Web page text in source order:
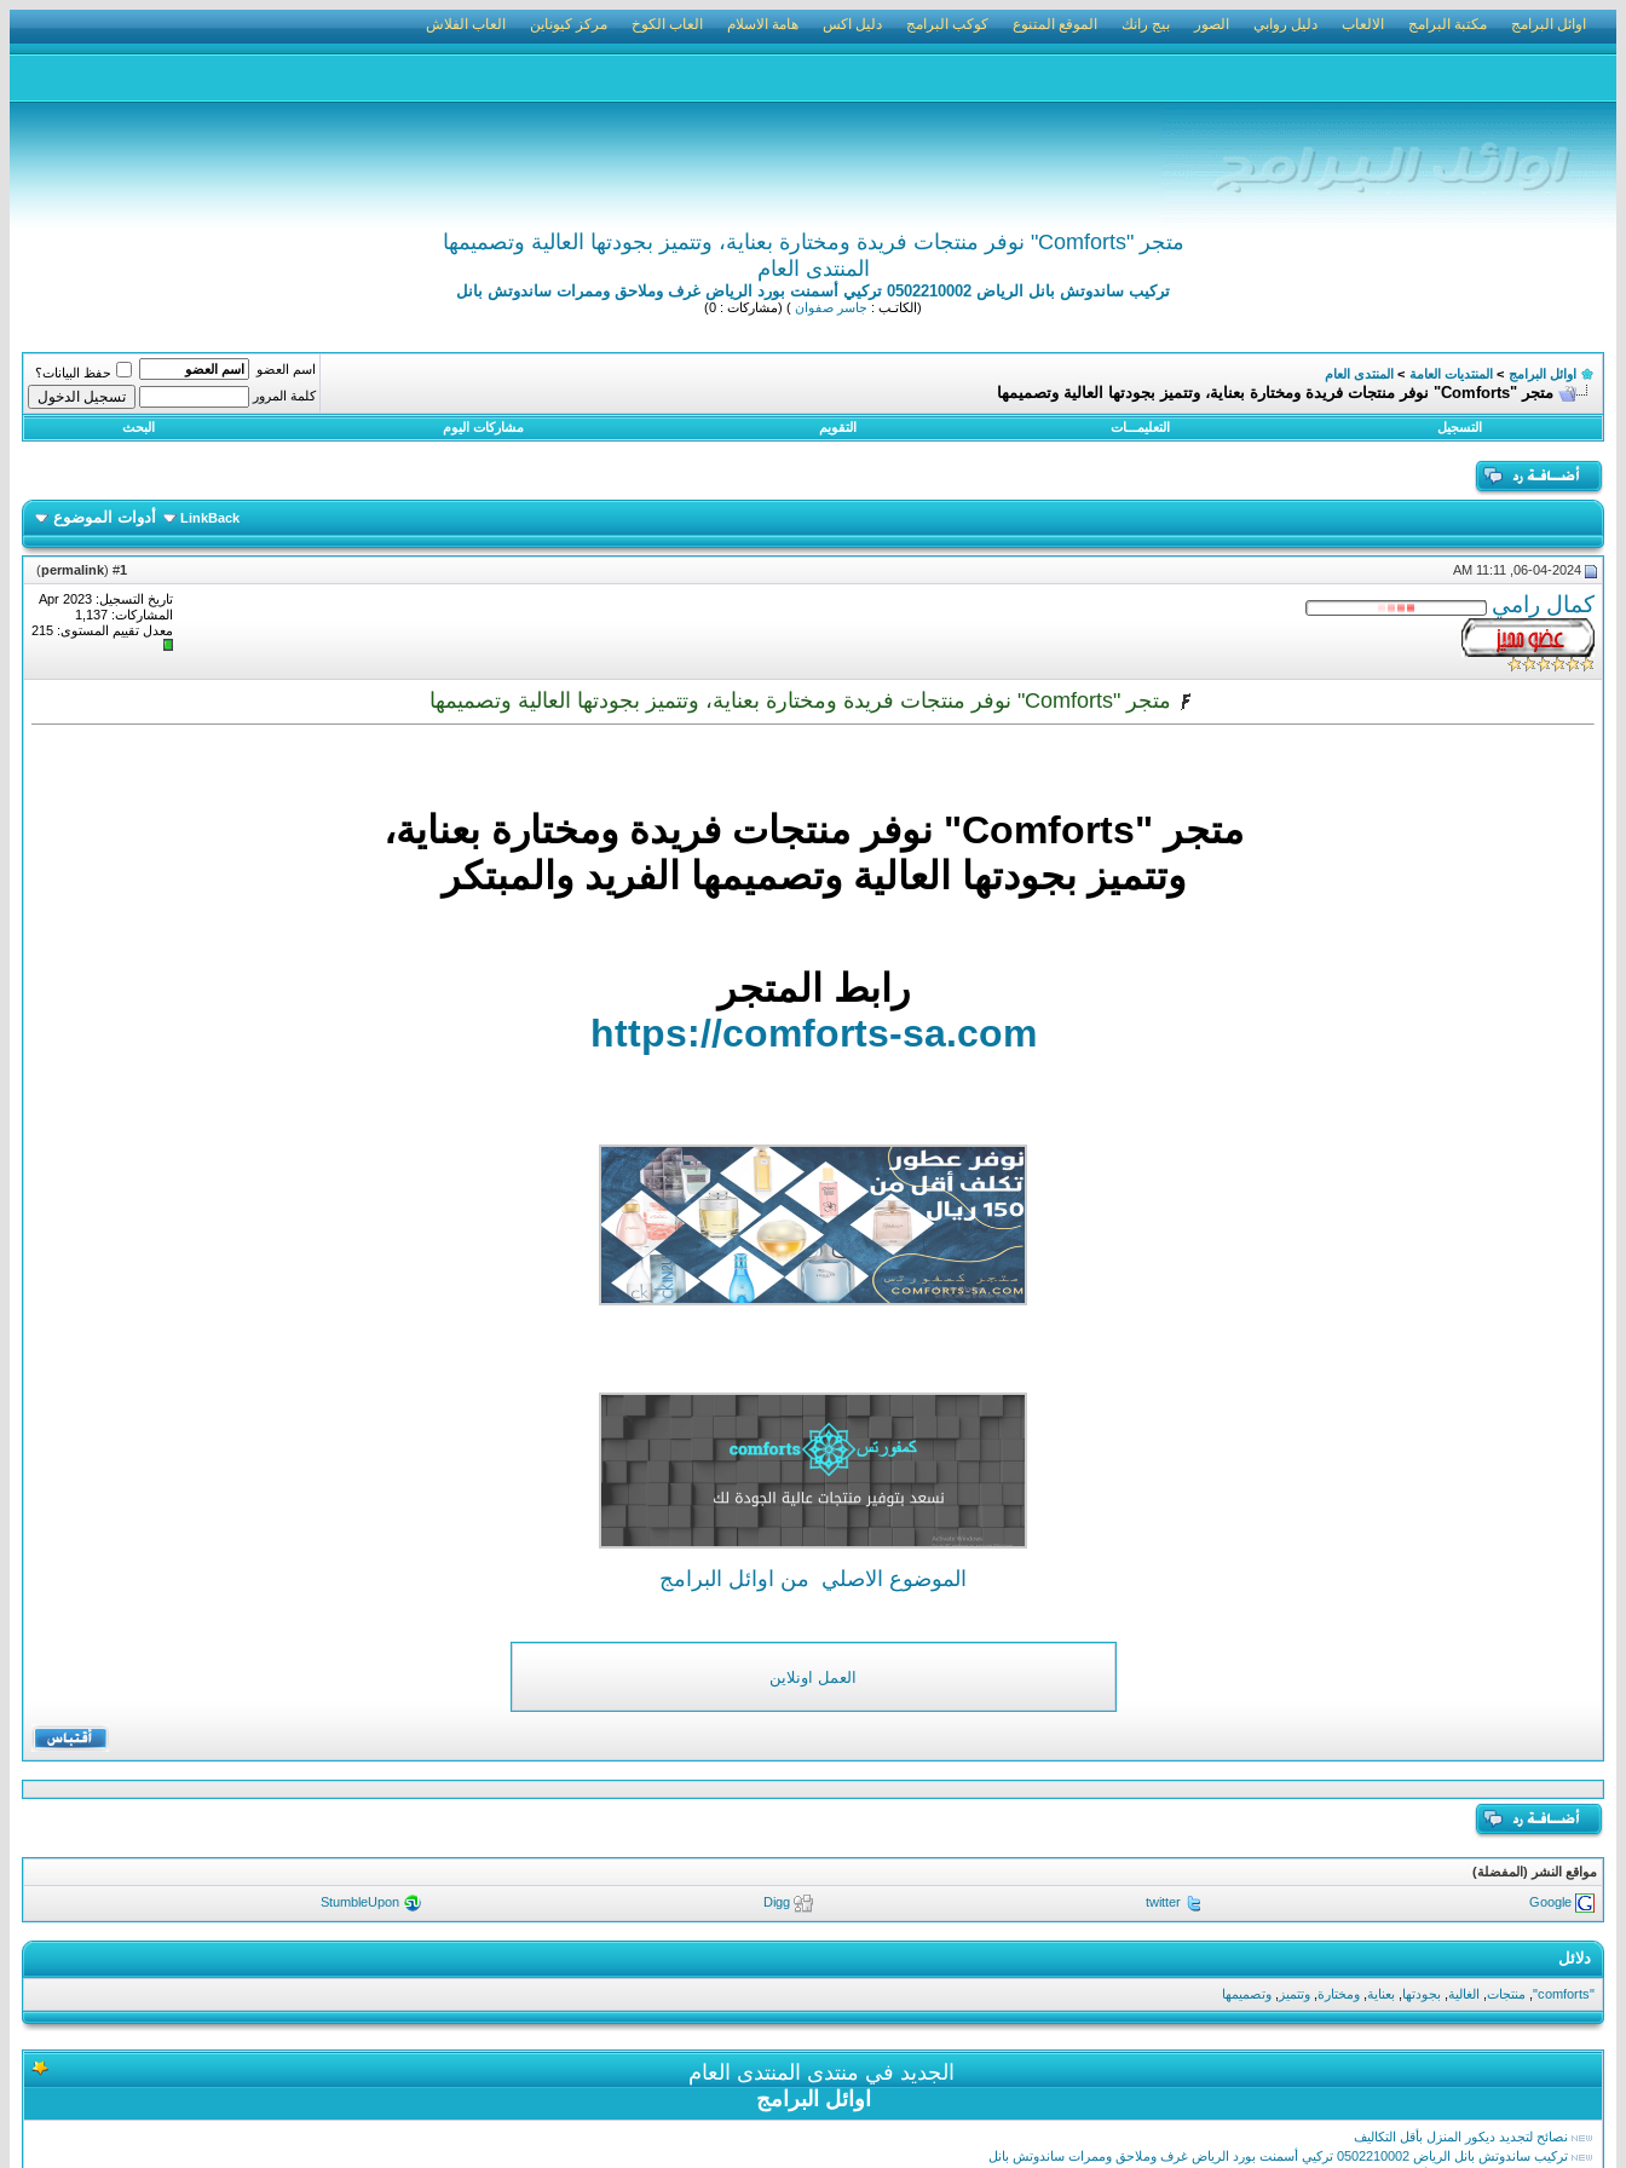
اوائل البرامج مكتبة البرامج الالعاب دليل روابي الصور بيج رانك الموقع المتنوع كوكب البرامج دليل اكس هامة الاسلام العاب الكوخ مركز كيوناين العاب الفلاش
متجر "Comforts" نوفر منتجات فريدة ومختارة بعناية، وتتميز بجودتها العالية وتصميمها
المنتدى العام
تركيب ساندوتش بانل الرياض 0502210002 تركيي أسمنت بورد الرياض غرف وملاحق وممرات ساندوتش بانل
(الكاتـب : جاسر صفوان ) (مشاركات : 0)
اوائل البرامج > المنتديات العامة > المنتدى العام
متجر "Comforts" نوفر منتجات فريدة ومختارة بعناية، وتتميز بجودتها العالية وتصميمها
اسم العضو
حفظ البيانات؟
كلمة المرور
التسجيل التعليمـــات التقويم مشاركات اليوم البحث
LinkBack أدوات الموضوع
1
(
permalink
)
كمال رامي
تاريخ التسجيل: Apr 2023
المشاركات: 1,137
معدل تقييم المستوى: 215
متجر "Comforts" نوفر منتجات فريدة ومختارة بعناية، وتتميز بجودتها العالية وتصميمها
متجر "Comforts" نوفر منتجات فريدة ومختارة بعناية،
وتتميز بجودتها العالية وتصميمها الفريد والمبتكر
رابط المتجر
https://comforts-sa.com
الموضوع الاصلي من اوائل البرامج
العمل اونلاين
مواقع النشر (المفضلة)
Google
twitter
Digg
StumbleUpon
دلائل
"comforts" منتجات الغالية بجودتها بعناية ومختارة وتتميز وتصميمها
الجديد في منتدى المنتدى العام
اوائل البرامج
نصائح لتجديد ديكور المنزل بأقل التكاليف
تركيب ساندوتش بانل الرياض 0502210002 تركيي أسمنت بورد الرياض غرف وملاحق وممرات ساندوتش بانل